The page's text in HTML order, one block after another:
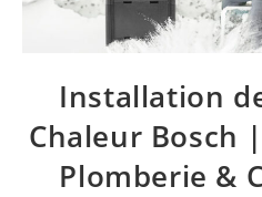
Installation
Chaleur Bosch
Plomberie &